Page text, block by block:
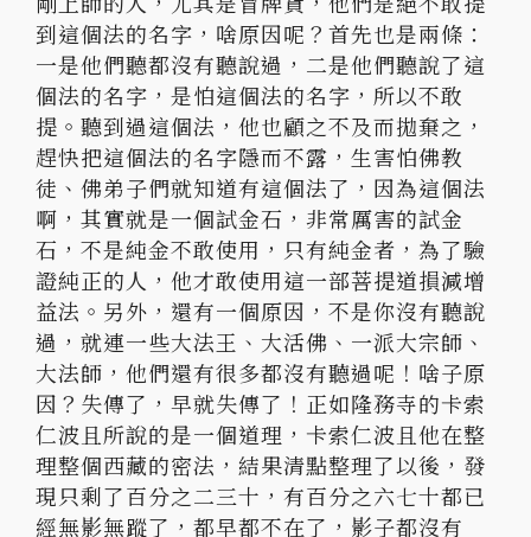
到這個法的名字，啥原因呢？首先也是兩條：
一是他們聽都沒有聽說過，二是他們聽說了這
個法的名字， 是怕這個法的名字，所以不敢
提。聽到過這個法， 他也顧之不及而拋棄之，
趕快把這個法的名字隱而不露， 生害怕佛教
徒、佛弟子們就知道有這個法了，因為這個法
啊， 其實就是一個試金石，非常厲害的試金
石，不是純金不敢使用， 只有純金者，為了驗
證純正的人， 他才敢使用這一部菩提道損減增
益法。另外，還有一個原因， 不是你沒有聽說
過，就連一些大法王、大活佛、一派大宗師、
大法師，他們還有很多都沒有聽過呢！啥子原
因？失傳了， 早就失傳了！正如隆務寺的卡索
仁波且所說的是一個道理， 卡索仁波且他在整
理整個西藏的密法，結果清點整理了以後， 發
現只剩了百分之二三十，有百分之六七十都已
經無影無蹤了， 都早都不在了，影子都沒有